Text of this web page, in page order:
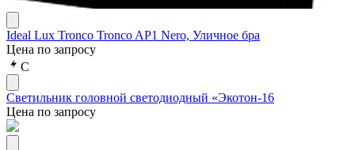
Ideal Lux Tronco Tronco AP1 Nero, Уличное бра
Цена по запросу
С
Светильник головной светодиодный «Экотон-16
Цена по запросу